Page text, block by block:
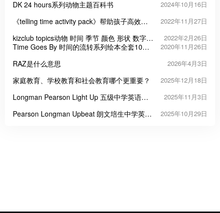
DK 24 hours系列动物主题百科书
2024年10月16日
《telling time activity pack》帮助孩子高效认
2022年11月27日
kizclub topics动物 时间 季节 颜色 形状 数字
食物等11个主题认知闪卡
2022年2月26日
Time Goes By 时间的流转系列绘本全套10本
2020年11月26日
RAZ是什么意思 2026年4月3日
家庭教育、学校教育和社会教育哪个更重要？ 2025年12月18日
Longman Pearson Light Up 五级中学英语教
2025年11月3日
Pearson Longman Upbeat 朗文培生中学英语
2025年10月29日